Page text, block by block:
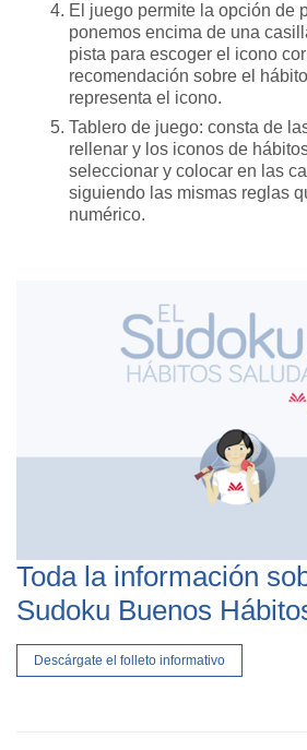
El juego permite la opción de
ponemos encima de una
pista para escoger el icono
recomendación sobre el
representa el icono.
Tablero de juego: consta de
rellenar y los iconos de
seleccionar y colocar en las
siguiendo las mismas reglas
numérico.
Toda la información
Sudoku Buenos
Descárgate el folleto informativo